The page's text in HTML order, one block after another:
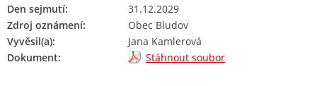
Den sejmutí:
31.12.2029
Zdroj oznámení:
Obec Bludov
Vyvěsil(a):
Jana Kamlerová
Dokument:
Stáhnout soubor